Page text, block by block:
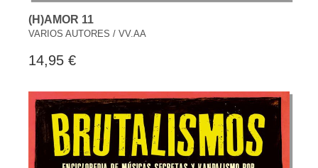
(H)AMOR 11
VARIOS AUTORES / VV.AA
14,95 €